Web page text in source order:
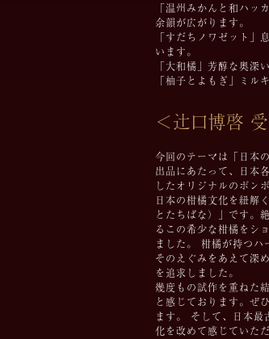
「温州みかんと和ハッ
余韻が広がります。
「すだちノワゼット」
います。
「大和橘」芳醇な奥深
「柚子とよもぎ」ミル
＜辻󠄀口博啓
今回のテーマは「日本
出品にあたって、日本
したオリジナルのボン
日本の柑橘文化を紐解
とたちばな）」です。
るこの希少な柑橘をシ
ました。 柑橘が持つハ
そのえぐみをあえて深
を追求しました。
幾度もの試作を重ねた
と感じております。ぜ
ます。 そして、日本
化を改めて感じていた